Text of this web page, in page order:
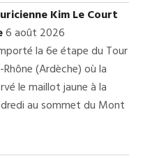
Kim Le Court
6 août 2026
la 6e étape du Tour
(Ardèche) où la
le maillot jaune à la
au sommet du Mont